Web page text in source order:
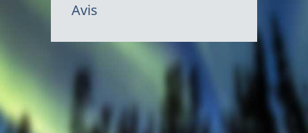
Avis
Canada